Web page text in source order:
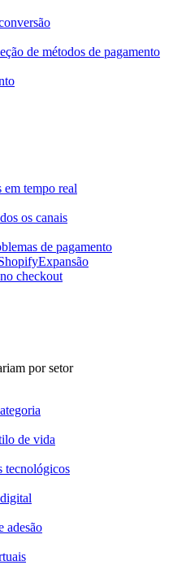
de métodos de pagamento
em tempo real
os canais
de pagamento
Expansão
checkout
por setor
de vida
tecnológicos
adesão